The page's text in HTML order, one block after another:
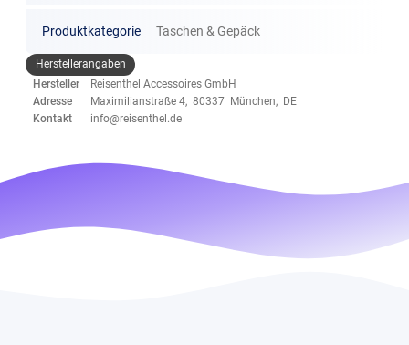
Produktkategorie Taschen & Gepäck
Herstellerangaben
Hersteller
Reisenthel Accessoires GmbH
Adresse
Maximilianstraße 4, 80337 München, DE
Kontakt
info@reisenthel.de